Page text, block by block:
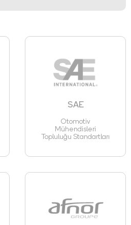
SAE
Otomotiv
Mühendisleri
Topluluğu Standartları